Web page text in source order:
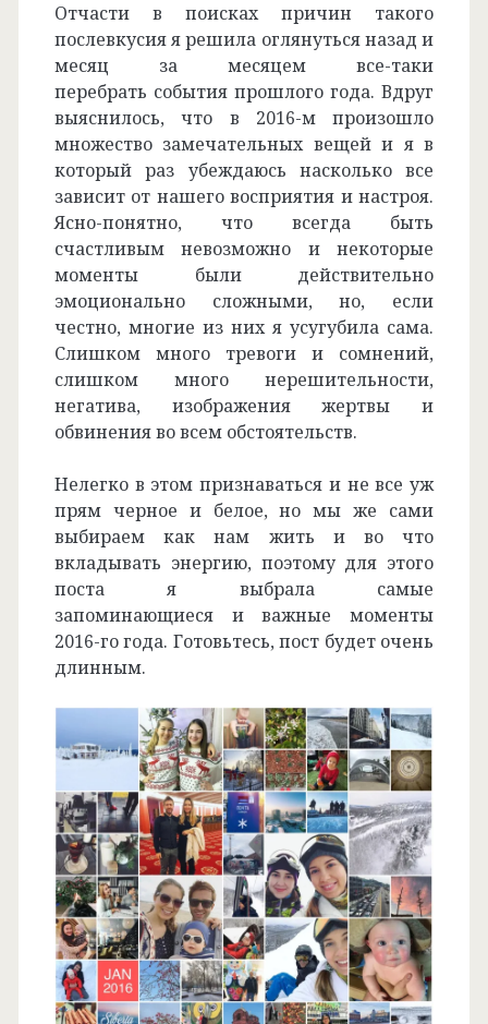
Отчасти в поисках причин такого
послевкусия я решила оглянуться назад и
месяц за месяцем все-таки
перебрать события прошлого года. Вдруг
выяснилось, что в 2016-м произошло
множество замечательных вещей и я в
который раз убеждаюсь насколько все
зависит от нашего восприятия и настроя.
Ясно-понятно, что всегда быть
счастливым невозможно и некоторые
моменты были действительно
эмоционально сложными, но, если
честно, многие из них я усугубила сама.
Слишком много тревоги и сомнений,
слишком много нерешительности,
негатива, изображения жертвы и
обвинения во всем обстоятельств.
Нелегко в этом признаваться и не все уж
прям черное и белое, но мы же сами
выбираем как нам жить и во что
вкладывать энергию, поэтому для этого
поста я выбрала самые
запоминающиеся и важные моменты
2016-го года. Готовьтесь, пост будет очень
длинным.